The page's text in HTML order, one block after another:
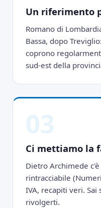
Un riferimento
Romano di
Bassa, dopo
coprono
sud-est della
Ci mettiamo la
Dietro Archimede
rintracciabile
IVA, recapiti veri.
rivolgerti.